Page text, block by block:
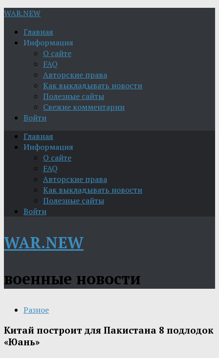
WAR.NEW
Главная
Информация
О сайте
FAQ
Авторские права
Как выкладывать новости
Полезные сайты
Свежие комментарии
Войти
Главная
Информация
О сайте
FAQ
Авторские права
Как выкладывать новости
Полезные сайты
Войти
WAR.NEW
военные новости
Разное
Китай построит для Пакистана 8 подлодок
«Юань»